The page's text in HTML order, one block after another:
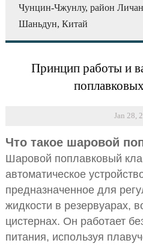
Чунцин-Чжунлу, район
Шаньдун, Китай
Принцип работы и
Jan 28,
Что такое шаровой
Шаровой поплавковый
автоматическое
предназначенное для
жидкости в резервуарах,
цистернах. Он работает
питания, используя